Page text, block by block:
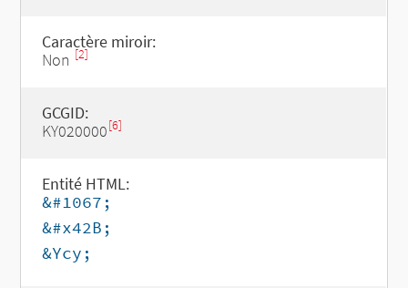
Caractère miroir:
Non [2]
GCGID:
KY020000[6]
Entité HTML:
&#1067;
&#x42B;
&Ycy;